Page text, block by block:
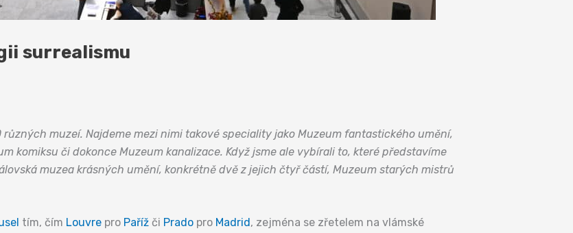
surrealismu
muzeí. Najdeme mezi nimi takové speciality jako Muzeum fantastického umění,
komiksu či dokonce Muzeum kanalizace. Když jsme ale vybírali to, které představíme
muzea krásných umění, konkrétně dvě z jejich čtyř částí, Muzeum starých mistrů
tím, čím Louvre pro Paříž či Prado pro Madrid , zejména se zřetelem na vlámské